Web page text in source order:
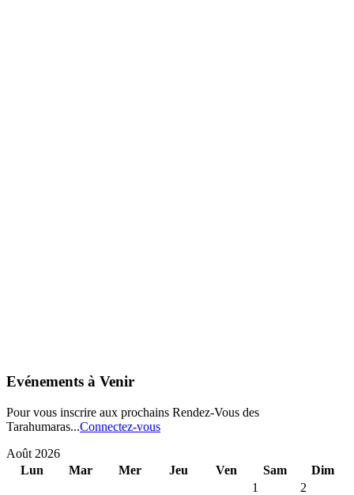
Evénements à Venir
Pour vous inscrire aux prochains Rendez-Vous des
Tarahumaras...Connectez-vous
Août 2026
Lun
Mar Mer Jeu Ven Sam
Dim
1
2